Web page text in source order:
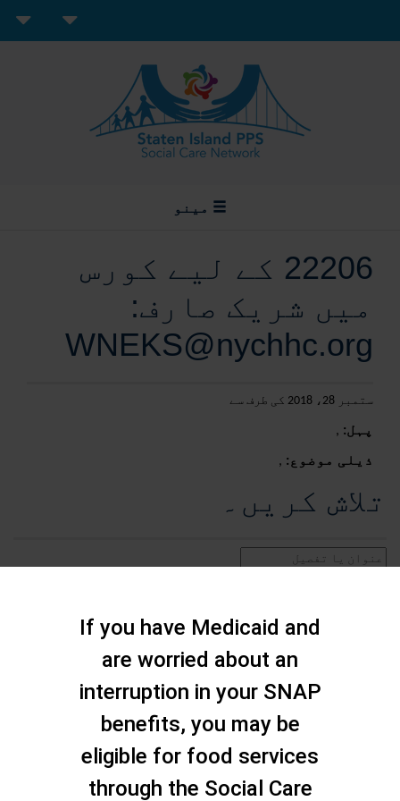
مینو
22206 کے لیے کورس
میں شریک صارف:
WNEKS@nychhc.org
ستمبر 28، 2018 کی طرف سے
پہل: ,
ذیلی موضوع: ,
تلاش کریں۔
If you have Medicaid and
are worried about an
interruption in your SNAP
benefits, you may be
eligible for food services
through the Social Care